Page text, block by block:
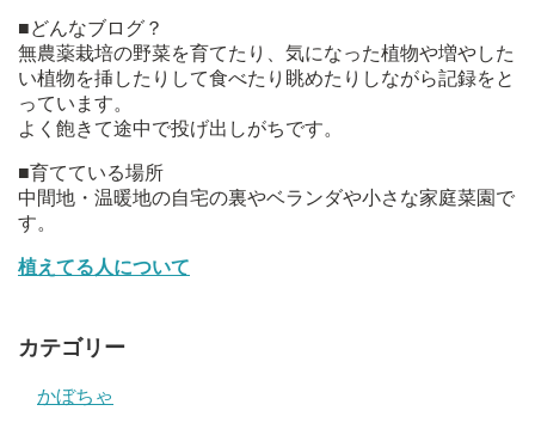
■どんなブログ？
無農薬栽培の野菜を育てたり、気になった植物や増やした
い植物を挿したりして食べたり眺めたりしながら記録をと
っています。
よく飽きて途中で投げ出しがちです。
■育てている場所
中間地・温暖地の自宅の裏やベランダや小さな家庭菜園で
す。
植えてる人について
カテゴリー
かぼちゃ